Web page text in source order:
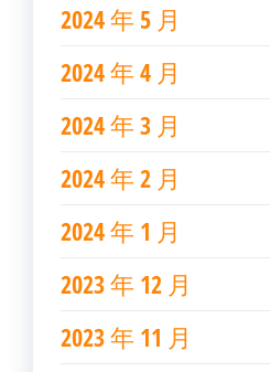
2024 年 5 月
2024 年 4 月
2024 年 3 月
2024 年 2 月
2024 年 1 月
2023 年 12 月
2023 年 11 月